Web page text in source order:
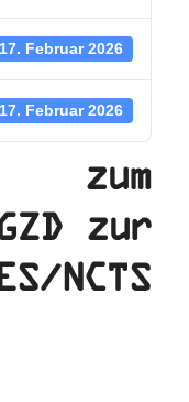
17. Februar 2026
17. Februar 2026
zum
zur
NCTS